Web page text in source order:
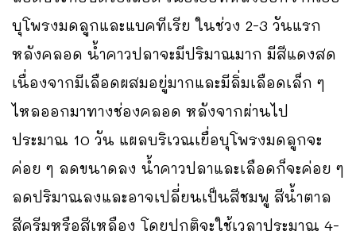
บุโพรงมดลูกและแบคทีเรีย ในช่วง 2-3 วันแรก
หลังคลอด น้ำคาวปลาจะมีปริมาณมาก มีสีแดงสด
เนื่องจากมีเลือดผสมอยู่มากและมีลิ่มเลือดเล็ก ๆ
ไหลออกมาทางช่องคลอด หลังจากผ่านไป
ประมาณ 10 วัน แผลบริเวณเยื่อบุโพรงมดลูกจะ
ค่อย ๆ ลดขนาดลง น้ำคาวปลาและเลือดก็จะค่อย ๆ
ลดปริมาณลงและอาจเปลี่ยนเป็นสีชมพู สีน้ำตาล
สีครีมหรือสีเหลือง โดยปกติจะใช้เวลาประมาณ 4-